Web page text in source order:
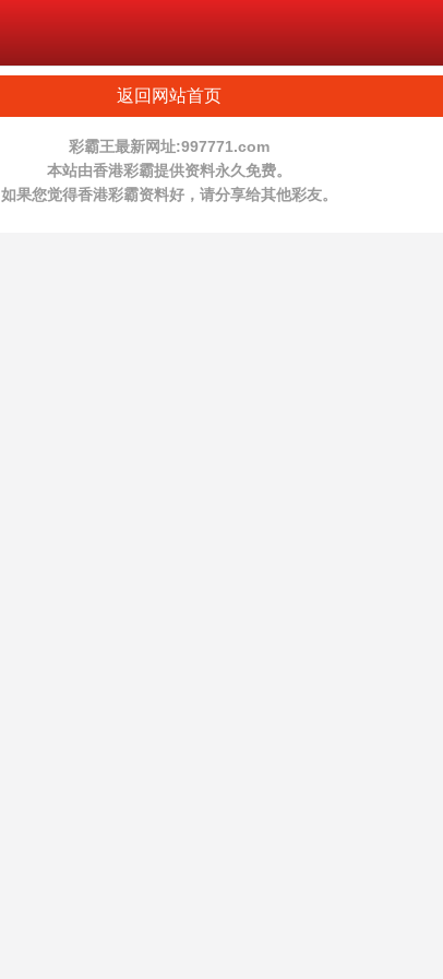
返回网站首页
彩霸王最新网址:997771.com
本站由香港彩霸提供资料永久免费。
如果您觉得香港彩霸资料好，请分享给其他彩友。